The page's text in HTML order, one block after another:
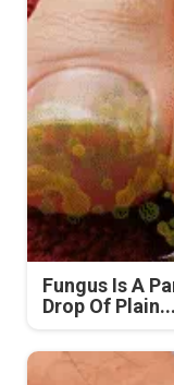
Fungus Is A
Drop Of Plain...